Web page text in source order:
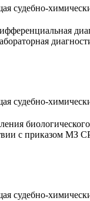
судебно-
судебно-
с приказом МЗ
судебно-